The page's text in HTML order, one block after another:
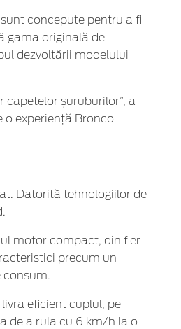
concepute pentru a fi
gama originală de
dezvoltării modelului
șuruburilor”, a
o experiență Bronco
Datorită tehnologiilor de
motor compact, din fier
precum un
consum.
eficient cuplul, pe
de a rula cu 6 km/h la o